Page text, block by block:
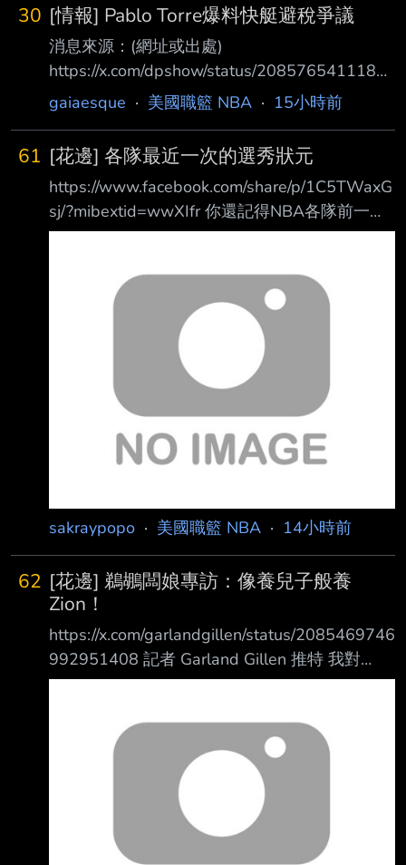
been zero progress... They don't view him as a
max-level guy... and
30 [情報] Pablo Torre爆料快艇避稅爭議
消息來源：(網址或出處)
https://x.com/dpshow/status/2085765411182
977164 內容： "I think there's a very real
unscathed." - @PabloTorre on the possible
fallout from the Kawhi Leonard situation. Dan
Patrick:Any chance Steve Bal
gaiaesque · 美國職籃 NBA · 15小時前
61 [花邊] 各隊最近一次的選秀狀元
https://www.facebook.com/share/p/1C5TWaxG
sj/?mibextid=wwXIfr 你還記得NBA各隊前一次
的選秀狀元是誰嗎？
拿過狀元 --
sakraypopo · 美國職籃 NBA · 14小時前
62 [花邊] 鵜鶘闆娘專訪：像養兒子般養
Zion！
https://x.com/garlandgillen/status/2085469746
992951408 記者 Garland Gillen 推特 我對
Gayle Benson 女士(鵜鶘闆娘)專訪時， 與她詢
Jamahl 能扭轉現況， 球員都敬重他，他也敬重
著 Joe (Dumars)。」 談到 Zion Williamson
時，她說： 「我覺得我們像是看著 Zion 長大
的， 我們在他 19 歲時就選了他進來。 現在他
更成熟了， 有乖乖吃